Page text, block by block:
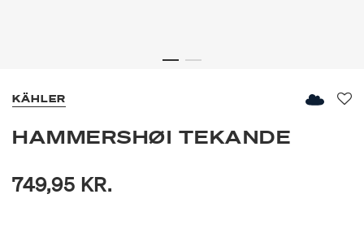
KÄHLER
HAMMERSHØI TEKANDE
749,95 KR.